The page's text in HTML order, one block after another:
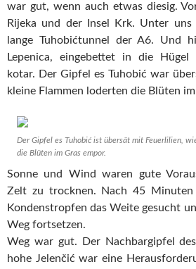
war gut, wenn auch etwas diesig.
Rijeka und der Insel Krk. Unter
lange Tuhobićtunnel der A6. Und
Lepenica, eingebettet in die Hügel
kotar. Der Gipfel es Tuhobić war
kleine Flammen loderten die Blüten
Der Gipfel es Tuhobić ist übersät mit Feuerlilien,
die Blüten im Gras empor.
Sonne und Wind waren gute
Zelt zu trocknen. Nach 45
Kondenstropfen das Weite gesucht
Weg fortsetzen.
Weg war gut. Der Nachbargipfel
hohe Jelenčić war eine